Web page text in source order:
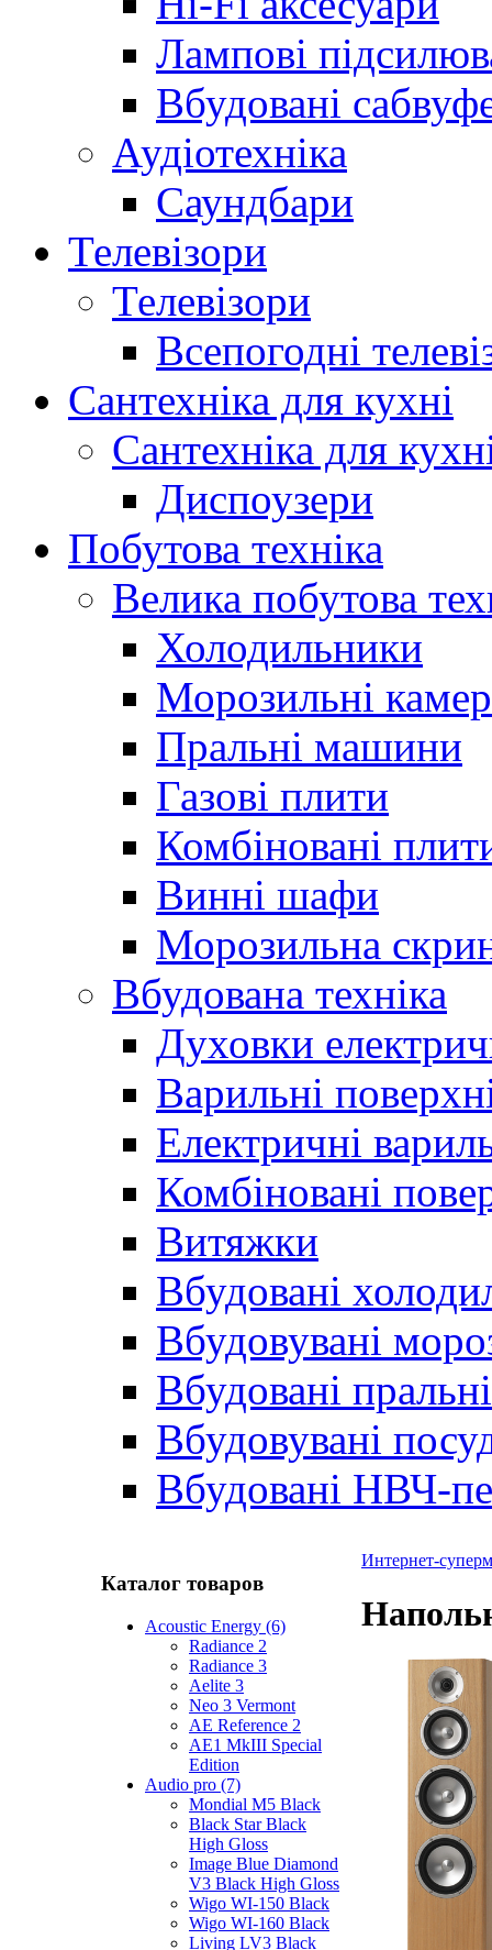
Лампові
Вбудовані
Аудіотехніка
Саундбари
Телевізори
Телевізори
Всепогодні
Сантехніка для кухні
Сантехніка для
Диспоузери
Побутова техніка
Велика побутова
Холодильники
Морозильні
Пральні машини
Газові плити
Комбіновані
Винні шафи
Морозильна
Вбудована техніка
Духовки
Варильні
Електричні
Комбіновані
Витяжки
Вбудовані
Вбудовувані
Вбудовані
Вбудовувані
Вбудовані НВЧ-
Каталог товаров
Acoustic Energy (6)
Radiance 2
Radiance 3
Aelite 3
Neo 3 Vermont
AE Reference 2
AE1 MkIII Special
Edition
Audio pro (7)
Mondial M5 Black
Black Star Black
High Gloss
Image Blue Diamond
V3 Black High Gloss
Wigo WI-150 Black
Wigo WI-160 Black
Living LV3 Black
Интернет-